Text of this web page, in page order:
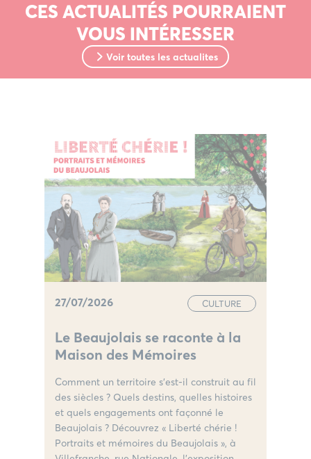
CES ACTUALITÉS POURRAIENT
VOUS INTÉRESSER
Voir toutes les actualites
27/07/2026 CULTURE
Le Beaujolais se raconte à la
Maison des Mémoires
Comment un territoire s’est-il construit au fil
des siècles ? Quels destins, quelles histoires
et quels engagements ont façonné le
Beaujolais ? Découvrez « Liberté chérie !
Portraits et mémoires du Beaujolais », à